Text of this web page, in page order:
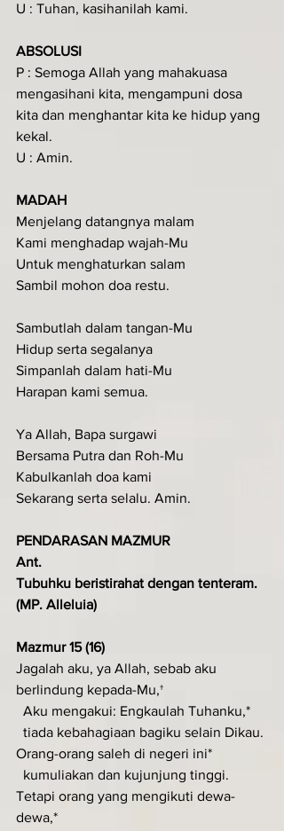
U : Tuhan, kasihanilah kami.
ABSOLUSI
P : Semoga Allah yang mahakuasa
mengasihani kita, mengampuni dosa
kita dan menghantar kita ke hidup yang
kekal.
U : Amin.
MADAH
Menjelang datangnya malam
Kami menghadap wajah-Mu
Untuk menghaturkan salam
Sambil mohon doa restu.
Sambutlah dalam tangan-Mu
Hidup serta segalanya
Simpanlah dalam hati-Mu
Harapan kami semua.
Ya Allah, Bapa surgawi
Bersama Putra dan Roh-Mu
Kabulkanlah doa kami
Sekarang serta selalu. Amin.
PENDARASAN MAZMUR
Ant.
Tubuhku beristirahat dengan tenteram.
(MP. Alleluia)
Mazmur 15 (16)
Jagalah aku, ya Allah, sebab aku
berlindung kepada-Mu,†
  Aku mengakui: Engkaulah Tuhanku,*
  tiada kebahagiaan bagiku selain Dikau.
Orang-orang saleh di negeri ini*
  kumuliakan dan kujunjung tinggi.
Tetapi orang yang mengikuti dewa-
dewa,*